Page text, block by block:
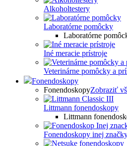
Alkoholtestery
Laboratórne pomôcky
Laboratórne
Iné meracie prístroje
Veterinárne pomôcky a
Fonendoskopy
FonendoskopyZobraziť
Littmann fonendoskopy
Littmann
Fonendoskopy inej